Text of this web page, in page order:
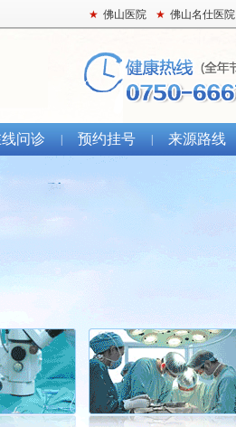
★ 佛山医院 ★ 佛山名仕医院
问诊 预约挂号 来源路线